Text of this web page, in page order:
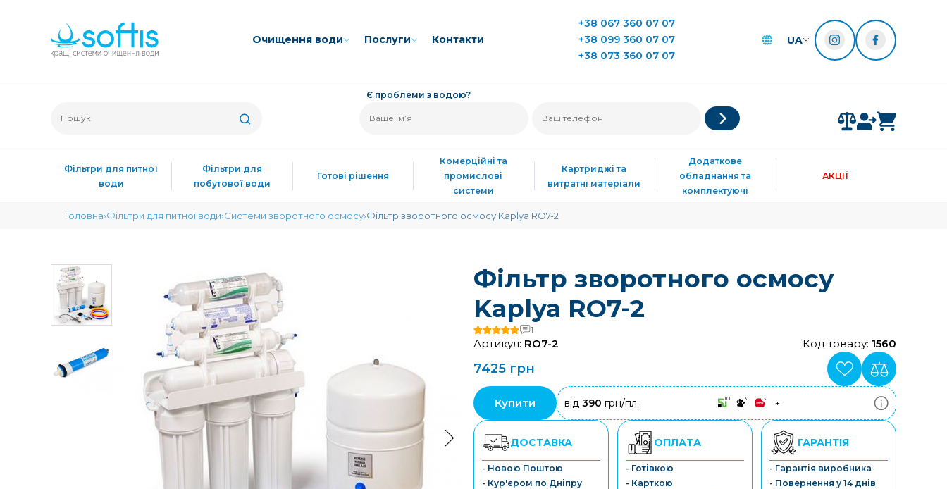
Очищення води Послуги Контакти
+38 067 360 07 07
+38 099 360 07 07
+38 073 360 07 07
UA
Є проблеми з водою?
Фільтри для питної
води
Фільтри для
побутової води
Готові рішення
Комерційні та
промислові
системи
Картриджі та
витратні матеріали
Додаткове
обладнання та
комплектуючі
АКЦІЇ
Головна Фільтри для питної води Системи зворотного осмосу Фільтр зворотного осмосу Kaplya RO7-2
Фільтр зворотного осмосу
Kaplya RO7-2
1
Артикул: RO7-2 Код товару: 1560
7425 грн
Купити від 390 грн/пл. 10 3 3 +
3-10 платежів, кредит 0.01%
Монобанк
3-7 платежів, кредит 0.01%
ПУМБ
3-10 платежів, кредит 0.01%
ДОСТАВКА
- Новою Поштою
- Кур'єром по Дніпру
ОПЛАТА
- Готівкою
- Карткою
ГАРАНТІЯ
- Гарантія виробника
- Повернення у 14 днів